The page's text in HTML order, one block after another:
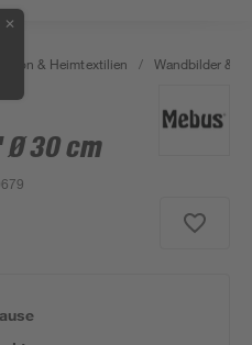
✕
& Heimtextilien / Wandbilder &
Ø 30 cm